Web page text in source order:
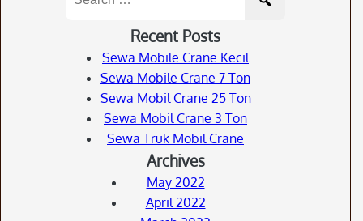
for:
Recent Posts
Sewa Mobile Crane Kecil
Sewa Mobile Crane 7 Ton
Sewa Mobil Crane 25 Ton
Sewa Mobil Crane 3 Ton
Sewa Truk Mobil Crane
Archives
May 2022
April 2022